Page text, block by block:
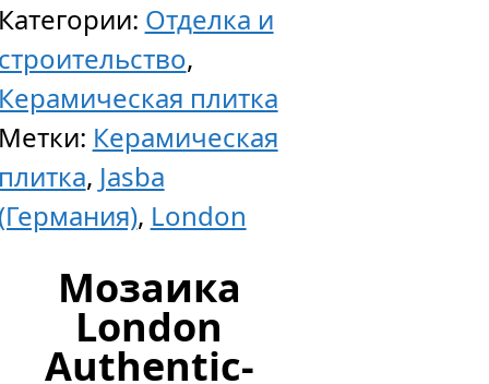
Отделка и
,
плитка
Керамическая
, Jasba
, London
Мозаика
London
Authentic-